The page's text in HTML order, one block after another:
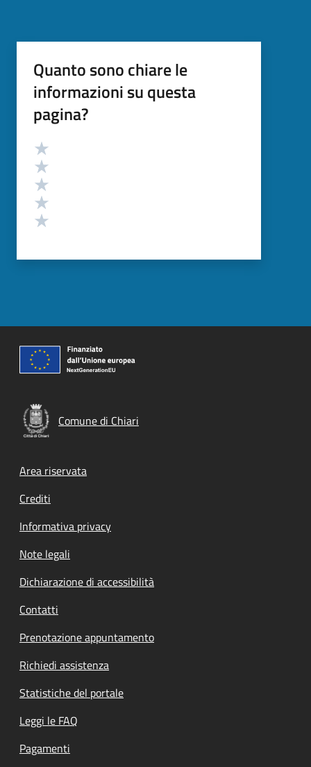
Quanto sono chiare le
informazioni su questa
pagina?
Valutazione
Comune di Chiari
Footer menu
Area riservata
Crediti
Informativa privacy
Note legali
Dichiarazione di accessibilità
Contatti
Prenotazione appuntamento
Richiedi assistenza
Statistiche del portale
Leggi le FAQ
Pagamenti